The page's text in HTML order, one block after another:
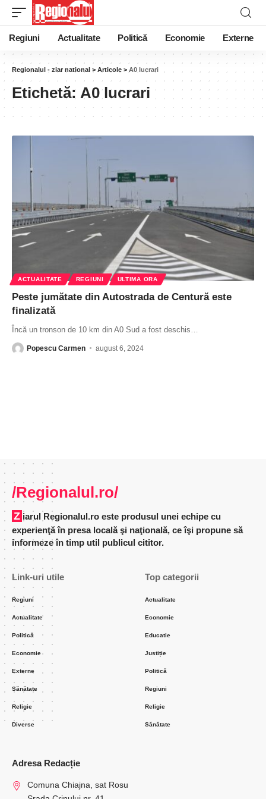
Regiuni Actualitate Politică Economie Externe
Regionalul - ziar national > Articole > A0 lucrari
Etichetă: A0 lucrari
ACTUALITATE REGIUNI ULTIMA ORA
Peste jumătate din Autostrada de Centură este
finalizată
Încă un tronson de 10 km din A0 Sud a fost deschis
Popescu Carmen august 6, 2024
/Regionalul.ro/
Ziarul Regionalul.ro este produsul unei echipe cu
experienţă în presa locală şi naţională, ce îşi propune să
informeze în timp util publicul cititor.
Link-uri utile
Regiuni
Actualitate
Politică
Economie
Externe
Sănătate
Religie
Diverse
Top categorii
Actualitate
Economie
Educatie
Justiție
Politică
Regiuni
Religie
Sănătate
Adresa Redacție
Comuna Chiajna, sat Rosu